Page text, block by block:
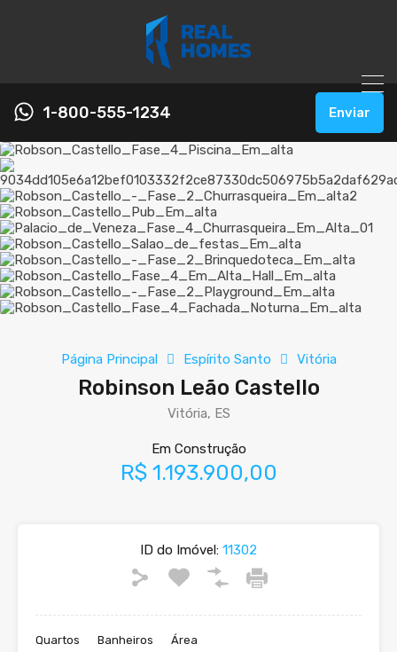
1-800-555-1234 Enviar
Página Principal Espírito Santo Vitória
Robinson Leão Castello
Vitória, ES
Em Construção
R$ 1.193.900,00
ID do Imóvel: 11302
Quartos Banheiros Área